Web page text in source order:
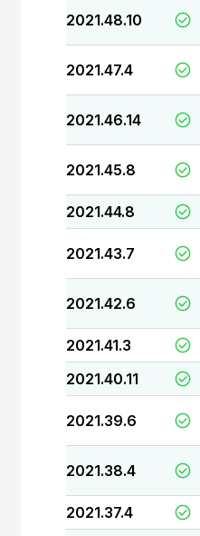
2021.48.10
2021.47.4
2021.46.14
2021.45.8
2021.44.8
2021.43.7
2021.42.6
2021.41.3
2021.40.11
2021.39.6
2021.38.4
2021.37.4